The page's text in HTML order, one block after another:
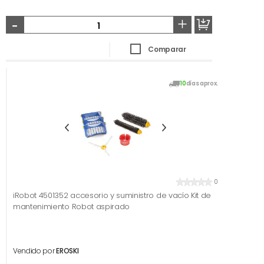
- +
Comparar
10días aprox.
0
iRobot 4501352 accesorio y suministro de vacío Kit de
mantenimiento Robot aspirado
Vendido porEROSKI